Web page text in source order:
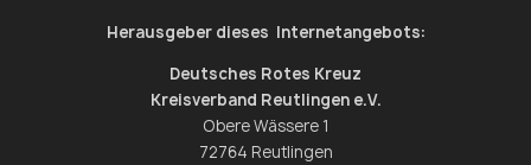
Herausgeber dieses Internetangebots:
Deutsches Rotes Kreuz
Kreisverband Reutlingen e.V.
Obere Wässere 1
72764 Reutlingen